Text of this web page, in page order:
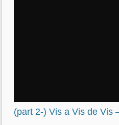
(part 2-) Vis a Vis de Vis